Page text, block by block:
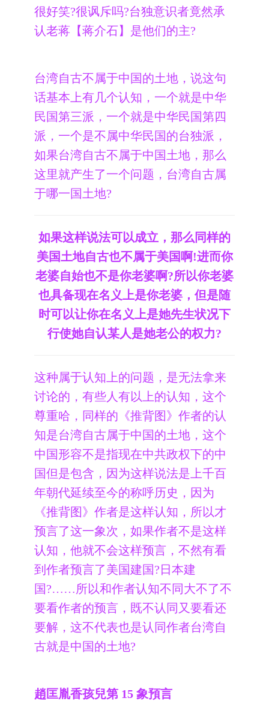
很好笑?很讽斥吗?台独意识者竟然承
认老蒋【蒋介石】是他们的主?
台湾自古不属于中国的土地，说这句
话基本上有几个认知，一个就是中华
民国第三派，一个就是中华民国第四
派，一个是不属中华民国的台独派，
如果台湾自古不属于中国土地，那么
这里就产生了一个问题，台湾自古属
于哪一国土地?
如果这样说法可以成立，那么同样的
美国土地自古也不属于美国啊!进而你
老婆自始也不是你老婆啊?所以你老婆
也具备现在名义上是你老婆，但是随
时可以让你在名义上是她先生状况下
行使她自认某人是她老公的权力?
这种属于认知上的问题，是无法拿来
讨论的，有些人有以上的认知，这个
尊重哈，同样的《推背图》作者的认
知是台湾自古属于中国的土地，这个
中国形容不是指现在中共政权下的中
国但是包含，因为这样说法是上千百
年朝代延续至今的称呼历史，因为
《推背图》作者是这样认知，所以才
预言了这一象次，如果作者不是这样
认知，他就不会这样预言，不然有看
到作者预言了美国建国?日本建
国?……所以和作者认知不同大不了不
要看作者的预言，既不认同又要看还
要解，这不代表也是认同作者台湾自
古就是中国的土地?
趙匡胤香孩兒第 15 象預言